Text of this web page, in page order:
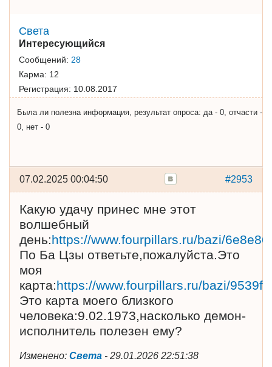
Света
Интересующийся
Сообщений: 28
Карма: 12
Регистрация: 10.08.2017
Была ли полезна информация, результат опроса: да - 0, отчасти -
0, нет - 0
#2953
07.02.2025 00:04:50
Какую удачу принес мне этот
волшебный
день:https://www.fourpillars.ru/bazi/
По Ба Цзы ответьте,пожалуйста.Это
моя
карта:https://www.fourpillars.ru/bazi/
Это карта моего близкого
человека:9.02.1973,насколько демон-
исполнитель полезен ему?
Изменено: Света - 29.01.2026 22:51:38